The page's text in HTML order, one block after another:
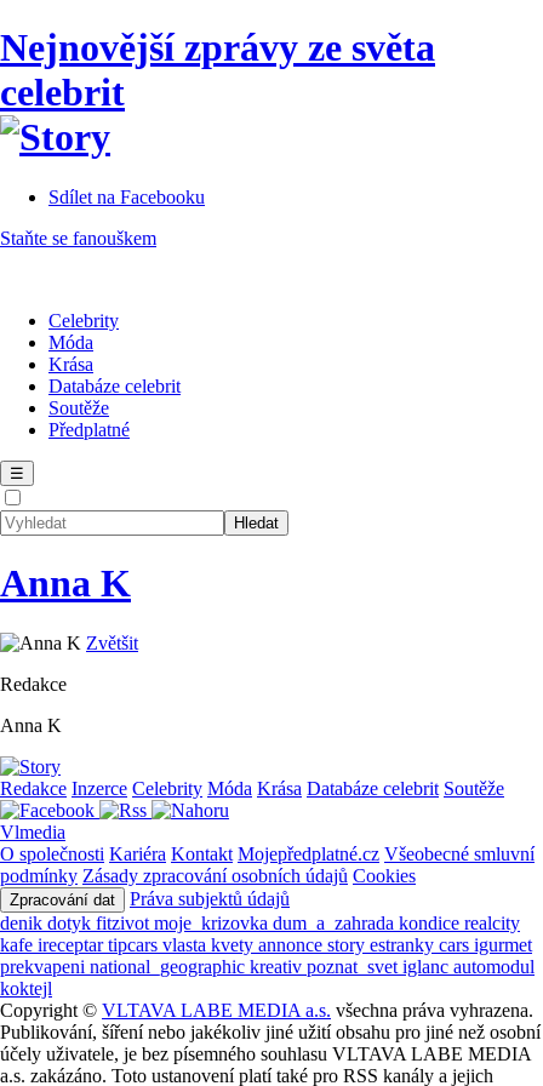
Nejnovější zprávy ze světa
celebrit
Sdílet na Facebooku
Staňte se fanouškem
Celebrity
Móda
Krása
Databáze celebrit
Soutěže
Předplatné
☰
Anna K
Zvětšit
Redakce
Anna K
Redakce Inzerce Celebrity Móda Krása Databáze celebrit Soutěže
Vlmedia
O společnosti Kariéra Kontakt Mojepředplatné.cz Všeobecné smluvní
podmínky Zásady zpracování osobních údajů Cookies
Zpracování dat
Práva subjektů údajů
denik dotyk fitzivot moje_krizovka dum_a_zahrada kondice realcity
kafe ireceptartipcars vlasta kvety annonce story estranky cars igurmet
prekvapeni national_geographic kreativ poznat_svet iglanc automodul
koktejl
Copyright © VLTAVA LABE MEDIA a.s. všechna práva vyhrazena.
Publikování, šíření nebo jakékoliv jiné užití obsahu pro jiné než osobní
účely uživatele, je bez písemného souhlasu VLTAVA LABE MEDIA
a.s. zakázáno. Toto ustanovení platí také pro RSS kanály a jejich